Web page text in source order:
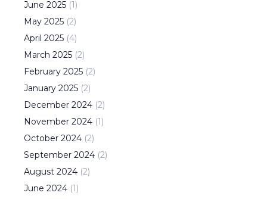
June 2025 (1)
May 2025 (2)
April 2025 (4)
March 2025 (2)
February 2025 (2)
January 2025 (2)
December 2024 (2)
November 2024 (1)
October 2024 (2)
September 2024 (2)
August 2024 (2)
June 2024 (1)